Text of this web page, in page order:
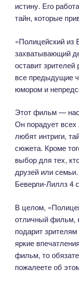
истину. Его
тайн, которые
«Полицейский из
захватывающий
оставит
все предыдущие
юмором и
Этот фильм —
Он порадует
любят интриги,
сюжета. Кроме
выбор для тех,
друзей или
Беверли-Лиллз 4
В целом,
отличный фильм,
подарит
яркие
фильм, то
пожалеете об